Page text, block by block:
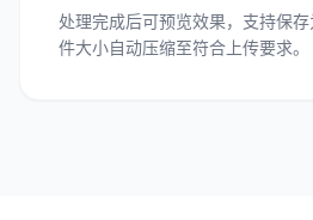
处理完成后可预览效果，支持保
件大小自动压缩至符合上传要求。